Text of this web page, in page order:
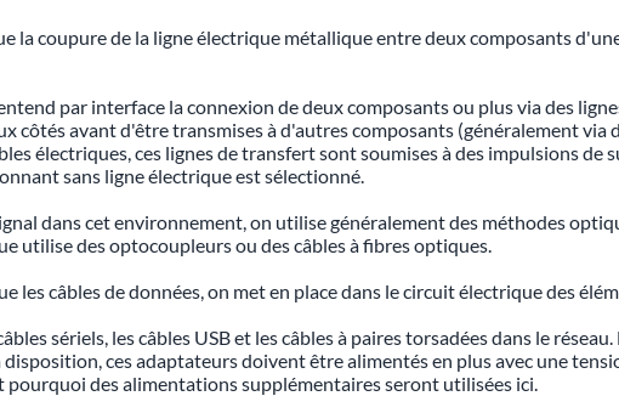
la coupure de la ligne électrique métallique entre deux composants
par interface la connexion de deux composants ou plus via des
côtés avant d'être transmises à d'autres composants (généralement
électriques, ces lignes de transfert sont soumises à des impulsions
sans ligne électrique est sélectionné.
dans cet environnement, on utilise généralement des méthodes
utilise des optocoupleurs ou des câbles à fibres optiques.
les câbles de données, on met en place dans le circuit électrique des
sériels, les câbles USB et les câbles à paires torsadées dans le
disposition, ces adaptateurs doivent être alimentés en plus avec une
des alimentations supplémentaires seront utilisées ici.